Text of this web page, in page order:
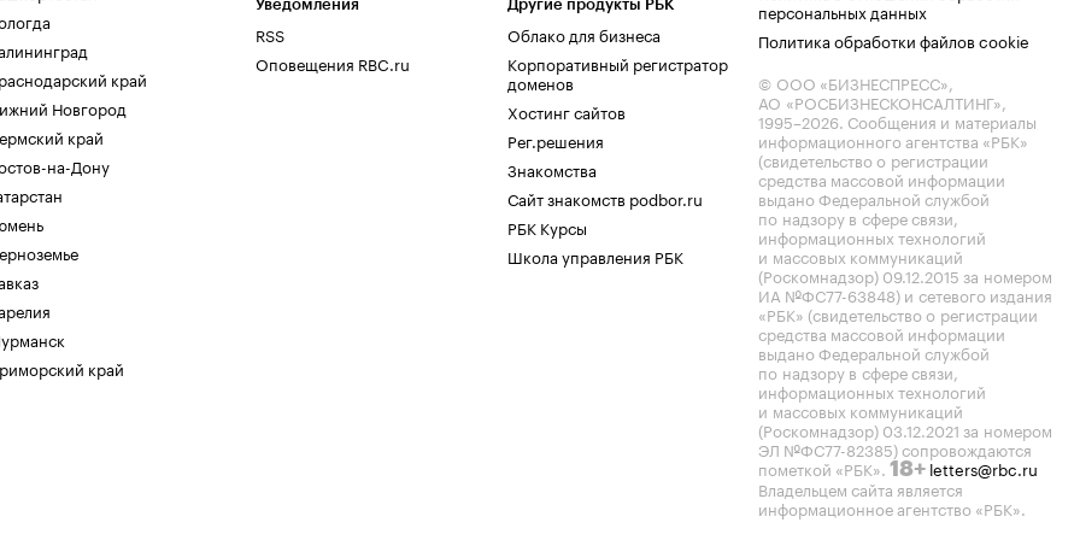
край
Новгород
край
на-Дону
край
Уведомления
RSS
Оповещения RBC.ru
Другие продукты РБК
Облако для бизнеса
Корпоративный регистратор
доменов
Хостинг сайтов
Рег.решения
Знакомства
Сайт знакомств podbor.ru
РБК Курсы
Школа управления РБК
персональных данных
Политика обработки файлов cookie
© ООО «БИЗНЕСПРЕСС»,
АО «РОСБИЗНЕСКОНСАЛТИНГ»,
1995–2026. Сообщения и материалы
информационного агентства «РБК»
(свидетельство о регистрации
средства массовой информации
выдано Федеральной службой
по надзору в сфере связи,
информационных технологий
и массовых коммуникаций
(Роскомнадзор) 09.12.2015 за номером
ИА №ФС77-63848) и сетевого издания
«РБК» (свидетельство о регистрации
средства массовой информации
выдано Федеральной службой
по надзору в сфере связи,
информационных технологий
и массовых коммуникаций
(Роскомнадзор) 03.12.2021 за номером
ЭЛ №ФС77-82385) сопровождаются
пометкой «РБК». 18+ letters@rbc.ru
Владельцем сайта является
информационное агентство «РБК».